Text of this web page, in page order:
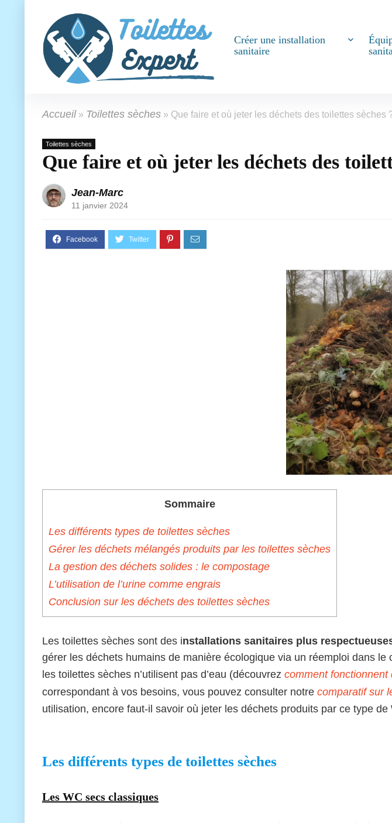
Créer une installation
sanitaire
Accueil» Toilettes sèches » Que faire et où jeter les déchets des toilettes sèches
Toilettes sèches
Que faire et où jeter les déchets des
Jean-Marc
11 janvier 2024
Sommaire
Les différents types de toilettes sèches
Gérer les déchets mélangés produits par les toilettes sèches
La gestion des déchets solides : le compostage
L’utilisation de l’urine comme engrais
Conclusion sur les déchets des toilettes sèches
Les toilettes sèches sont des installations sanitaires plus
gérer les déchets humains de manière écologique via un réemploi dans
les toilettes sèches n’utilisent pas d’eau (découvrez comment
correspondant à vos besoins, vous pouvez consulter notre comparatif sur
utilisation, encore faut-il savoir où jeter les déchets produits par ce type de
Les différents types de toilettes sèches
Les WC secs classiques